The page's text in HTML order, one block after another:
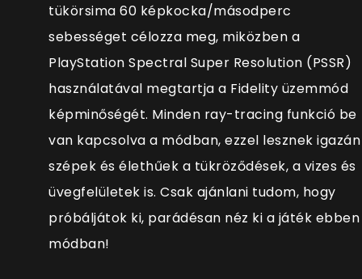
tükörsima 60 képkocka/másodperc
sebességet célozza meg, miközben a
PlayStation Spectral Super Resolution (PSSR)
használatával megtartja a Fidelity üzemmód
képminőségét. Minden ray-tracing funkció be
van kapcsolva a módban, ezzel lesznek igazán
szépek és élethűek a tükröződések, a vizes és
üvegfelületek is. Csak ajánlani tudom, hogy
próbáljátok ki, parádésan néz ki a játék
módban!